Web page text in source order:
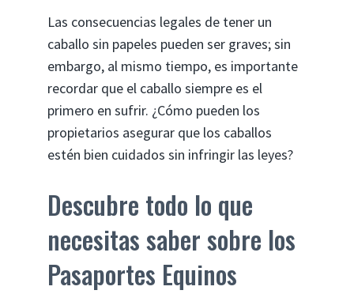
Las consecuencias legales de tener un
caballo sin papeles pueden ser graves; sin
embargo, al mismo tiempo, es importante
recordar que el caballo siempre es el
primero en sufrir. ¿Cómo pueden los
propietarios asegurar que los caballos
estén bien cuidados sin infringir las leyes?
Descubre todo lo que
necesitas saber sobre los
Pasaportes Equinos